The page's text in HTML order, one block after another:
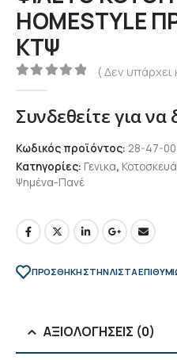
HOMESTYLE
ΚΤΨ
0out of 5
( Δεν υπάρχει
Συνδεθείτε για να
Κωδικός προϊόντος: 28-47-
Κατηγορίες: Γενικα,
Ψημένα-Πανέ
ΠΡΌΣΘΉΚΗ ΣΤΗΝ ΛΊΣΤΑ
ΑΞΙΟΛΟΓΉΣΕΙΣ (0)